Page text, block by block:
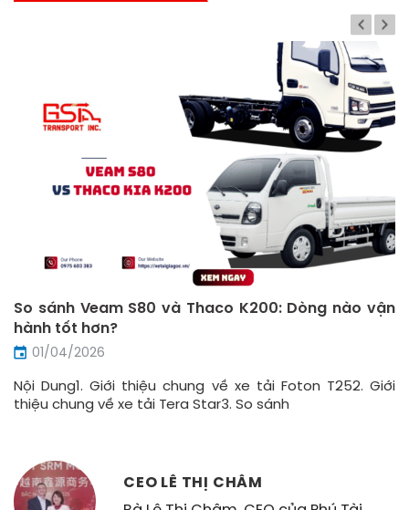
So sánh Veam S80 và Thaco K200: Dòng nào vận
hành tốt hơn?
01/04/2026
Nội Dung1. Giới thiệu chung về xe tải Foton T252. Giới
thiệu chung về xe tải Tera Star3. So sánh
CEO LÊ THỊ CHÂM